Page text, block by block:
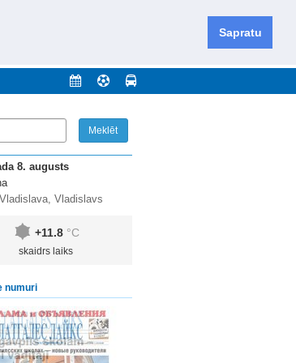
Sapratu
apkārtējos novadus un pilsētas.
8. augusts
Vladislavs
+11.8 °C
skaidrs laiks
numuri